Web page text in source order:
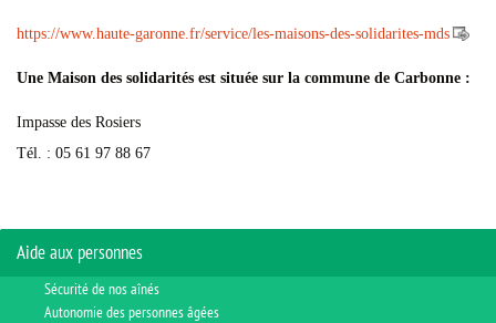
https://www.haute-garonne.fr/service/les-maisons-des-solidarites-mds
Une Maison des solidarités est située sur la commune de Carbonne :
Impasse des Rosiers
Tél. : 05 61 97 88 67
Aide aux personnes
Sécurité de nos aînés
Autonomie des personnes âgées